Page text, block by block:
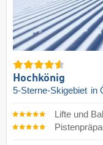
Hochkönig
5-Sterne-Skigebiet in
Lifte und